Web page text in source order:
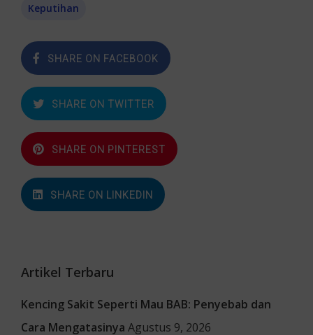
Keputihan
SHARE ON FACEBOOK
SHARE ON TWITTER
SHARE ON PINTEREST
SHARE ON LINKEDIN
Artikel Terbaru
Kencing Sakit Seperti Mau BAB: Penyebab dan
Cara Mengatasinya Agustus 9, 2026